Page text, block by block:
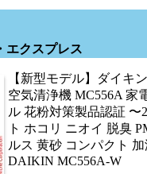
エクスプレス
【新型モデル】ダイキ
空気清浄機 MC556A 家
ル 花粉対策製品認証 〜
ト ホコリ ニオイ 脱臭
ルス 黄砂 コンパクト
DAIKIN MC556A-W